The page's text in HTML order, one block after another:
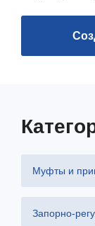
Муфты и
Запорно-